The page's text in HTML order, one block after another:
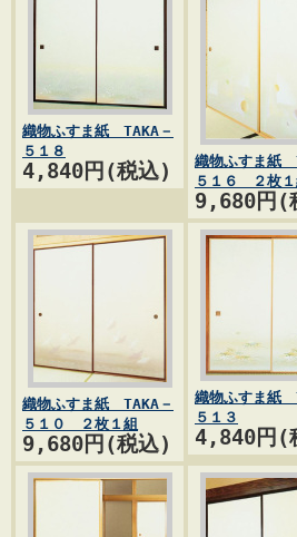
織物ふすま紙 TAKA－
５１８
4,840円(税込)
織物ふすま紙
５１６ ２枚
9,680円(
織物ふすま紙 TAKA－
５１０ ２枚１組
9,680円(税込)
織物ふすま紙
５１３
4,840円(